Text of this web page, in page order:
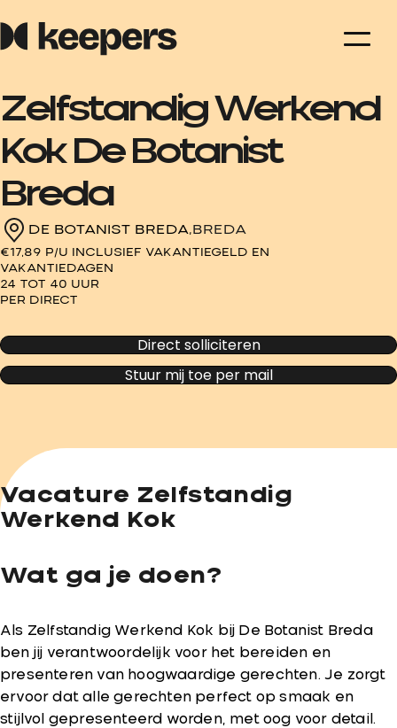
Zelfstandig Werkend
Kok De Botanist
Breda
DE BOTANIST BREDA, BREDA
€17,89 P/U INCLUSIEF VAKANTIEGELD EN
VAKANTIEDAGEN
24 TOT 40 UUR
PER DIRECT
Direct solliciteren
Stuur mij toe per mail
Vacature Zelfstandig
Werkend Kok
Wat ga je doen?
Als Zelfstandig Werkend Kok bij De Botanist Breda
ben jij verantwoordelijk voor het bereiden en
presenteren van hoogwaardige gerechten. Je zorgt
ervoor dat alle gerechten perfect op smaak en
stijlvol gepresenteerd worden, met oog voor detail.